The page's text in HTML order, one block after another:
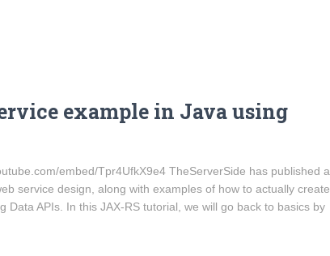
example in Java using
embed/Tpr4UfkX9e4 TheServerSide has published a
service design, along with examples of how to actually create
APIs. In this JAX-RS tutorial, we will go back to basics by